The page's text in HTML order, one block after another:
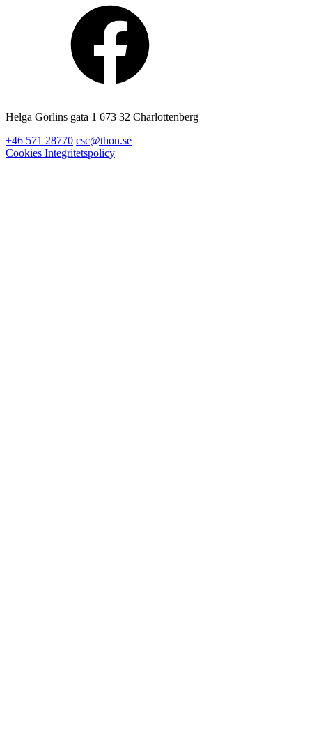
Helga Görlins gata 1 673 32 Charlottenberg
+46 571 28770 csc@thon.se
Cookies Integritetspolicy